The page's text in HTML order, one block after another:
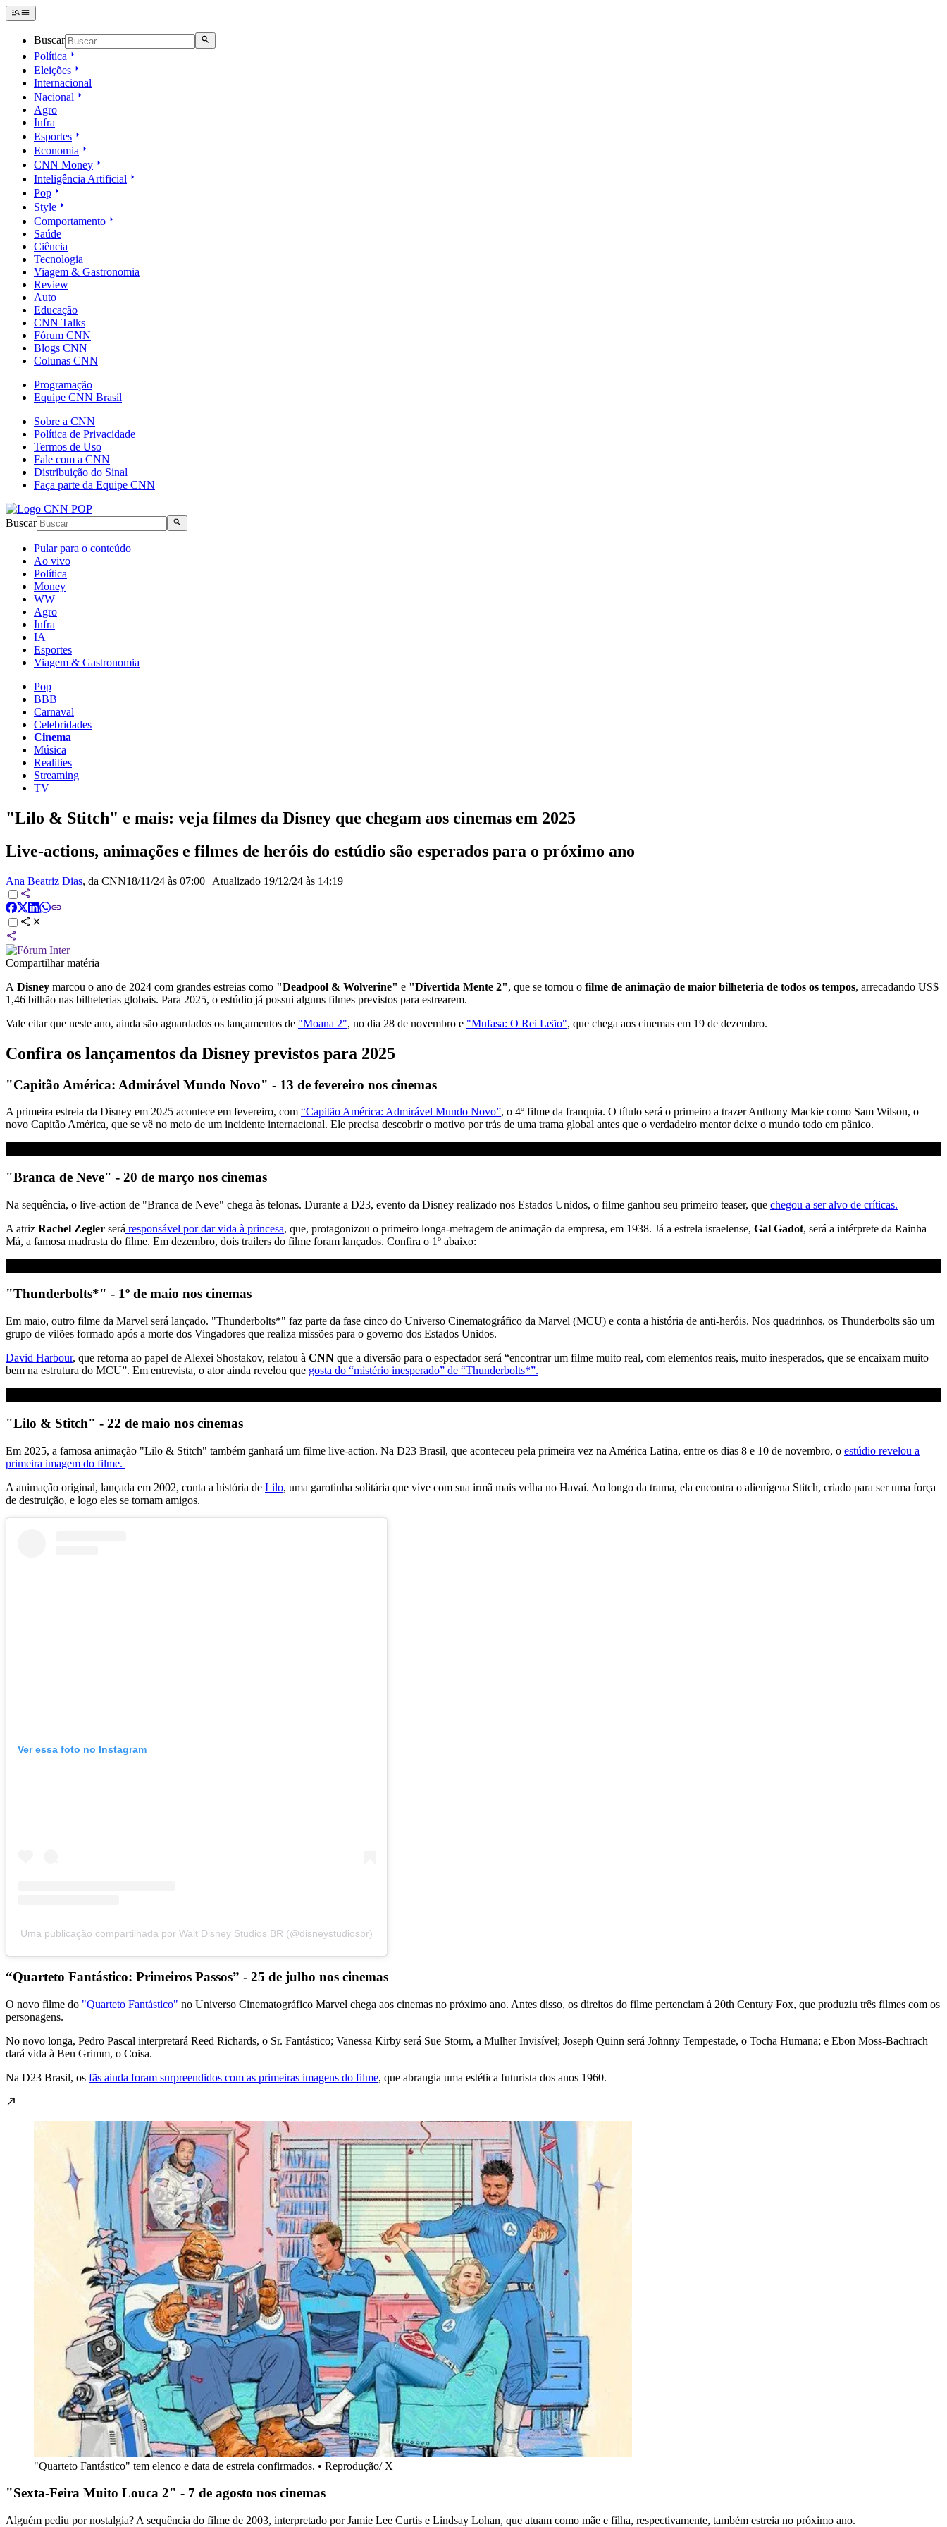
Buscar
Política
Eleições
Internacional
Nacional
Agro
Infra
Esportes
Economia
CNN Money
Inteligência Artificial
Pop
Style
Comportamento
Saúde
Ciência
Tecnologia
Viagem & Gastronomia
Review
Auto
Educação
CNN Talks
Fórum CNN
Blogs CNN
Colunas CNN
Programação
Equipe CNN Brasil
Sobre a CNN
Política de Privacidade
Termos de Uso
Fale com a CNN
Distribuição do Sinal
Faça parte da Equipe CNN
Buscar
Pular para o conteúdo
Ao vivo
Política
Money
WW
Agro
Infra
IA
Esportes
Viagem & Gastronomia
Pop
BBB
Carnaval
Celebridades
Cinema
Música
Realities
Streaming
TV
"Lilo & Stitch" e mais: veja filmes da Disney que chegam aos cinemas em 2025
Live-actions, animações e filmes de heróis do estúdio são esperados para o próximo ano
Ana Beatriz Dias, da CNN18/11/24 às 07:00 | Atualizado 19/12/24 às 14:19
Compartilhar matéria
A Disney marcou o ano de 2024 com grandes estreias como "Deadpool & Wolverine" e "Divertida Mente 2", que se tornou o filme de animação de maior bilheteria de todos os tempos, arrecadando US$
1,46 bilhão nas bilheterias globais. Para 2025, o estúdio já possui alguns filmes previstos para estrearem.
Vale citar que neste ano, ainda são aguardados os lançamentos de "Moana 2", no dia 28 de novembro e "Mufasa: O Rei Leão", que chega aos cinemas em 19 de dezembro.
Confira os lançamentos da Disney previstos para 2025
"Capitão América: Admirável Mundo Novo" - 13 de fevereiro nos cinemas
A primeira estreia da Disney em 2025 acontece em fevereiro, com “Capitão América: Admirável Mundo Novo”, o 4º filme da franquia. O título será o primeiro a trazer Anthony Mackie como Sam Wilson, o
novo Capitão América, que se vê no meio de um incidente internacional. Ele precisa descobrir o motivo por trás de uma trama global antes que o verdadeiro mentor deixe o mundo todo em pânico.
"Branca de Neve" - 20 de março nos cinemas
Na sequência, o live-action de "Branca de Neve" chega às telonas. Durante a D23, evento da Disney realizado nos Estados Unidos, o filme ganhou seu primeiro teaser, que chegou a ser alvo de críticas.
A atriz Rachel Zegler será responsável por dar vida à princesa, que, protagonizou o primeiro longa-metragem de animação da empresa, em 1938. Já a estrela israelense, Gal Gadot, será a intérprete da Rainha
Má, a famosa madrasta do filme. Em dezembro, dois trailers do filme foram lançados. Confira o 1º abaixo:
"Thunderbolts*" - 1º de maio nos cinemas
Em maio, outro filme da Marvel será lançado. "Thunderbolts*" faz parte da fase cinco do Universo Cinematográfico da Marvel (MCU) e conta a história de anti-heróis. Nos quadrinhos, os Thunderbolts são um
grupo de vilões formado após a morte dos Vingadores que realiza missões para o governo dos Estados Unidos.
David Harbour, que retorna ao papel de Alexei Shostakov, relatou à CNN que a diversão para o espectador será “encontrar um filme muito real, com elementos reais, muito inesperados, que se encaixam muito
bem na estrutura do MCU”. Em entrevista, o ator ainda revelou que gosta do “mistério inesperado” de “Thunderbolts*”.
"Lilo & Stitch" - 22 de maio nos cinemas
Em 2025, a famosa animação "Lilo & Stitch" também ganhará um filme live-action. Na D23 Brasil, que aconteceu pela primeira vez na América Latina, entre os dias 8 e 10 de novembro, o estúdio revelou a
primeira imagem do filme.
A animação original, lançada em 2002, conta a história de Lilo, uma garotinha solitária que vive com sua irmã mais velha no Havaí. Ao longo da trama, ela encontra o alienígena Stitch, criado para ser uma força
de destruição, e logo eles se tornam amigos.
Ver essa foto no Instagram
Uma publicação compartilhada por Walt Disney Studios BR (@disneystudiosbr)
“Quarteto Fantástico: Primeiros Passos” - 25 de julho nos cinemas
O novo filme do "Quarteto Fantástico" no Universo Cinematográfico Marvel chega aos cinemas no próximo ano. Antes disso, os direitos do filme pertenciam à 20th Century Fox, que produziu três filmes com os
personagens.
No novo longa, Pedro Pascal interpretará Reed Richards, o Sr. Fantástico; Vanessa Kirby será Sue Storm, a Mulher Invisível; Joseph Quinn será Johnny Tempestade, o Tocha Humana; e Ebon Moss-Bachrach
dará vida à Ben Grimm, o Coisa.
Na D23 Brasil, os fãs ainda foram surpreendidos com as primeiras imagens do filme, que abrangia uma estética futurista dos anos 1960.
"Quarteto Fantástico" tem elenco e data de estreia confirmados. • Reprodução/ X
"Sexta-Feira Muito Louca 2" - 7 de agosto nos cinemas
Alguém pediu por nostalgia? A sequência do filme de 2003, interpretado por Jamie Lee Curtis e Lindsay Lohan, que atuam como mãe e filha, respectivamente, também estreia no próximo ano.